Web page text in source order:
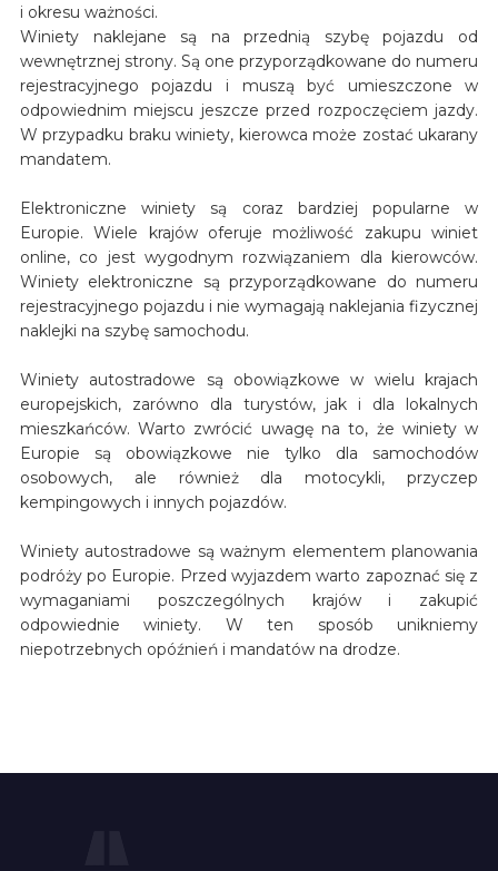
i okresu ważności.
Winiety naklejane są na przednią szybę pojazdu od
wewnętrznej strony. Są one przyporządkowane do numeru
rejestracyjnego pojazdu i muszą być umieszczone w
odpowiednim miejscu jeszcze przed rozpoczęciem jazdy.
W przypadku braku winiety, kierowca może zostać ukarany
mandatem.
Elektroniczne winiety są coraz bardziej popularne w
Europie. Wiele krajów oferuje możliwość zakupu winiet
online, co jest wygodnym rozwiązaniem dla kierowców.
Winiety elektroniczne są przyporządkowane do numeru
rejestracyjnego pojazdu i nie wymagają naklejania fizycznej
naklejki na szybę samochodu.
Winiety autostradowe są obowiązkowe w wielu krajach
europejskich, zarówno dla turystów, jak i dla lokalnych
mieszkańców. Warto zwrócić uwagę na to, że winiety w
Europie są obowiązkowe nie tylko dla samochodów
osobowych, ale również dla motocykli, przyczep
kempingowych i innych pojazdów.
Winiety autostradowe są ważnym elementem planowania
podróży po Europie. Przed wyjazdem warto zapoznać się z
wymaganiami poszczególnych krajów i zakupić
odpowiednie winiety. W ten sposób unikniemy
niepotrzebnych opóźnień i mandatów na drodze.